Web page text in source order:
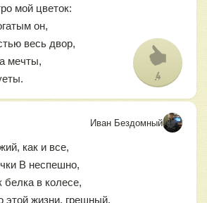
мой цветок:
он,
весь двор,
мечты,
4
Иван Бездомный
как и все,
В неспешно,
в колесе,
этой жизни, грешный.